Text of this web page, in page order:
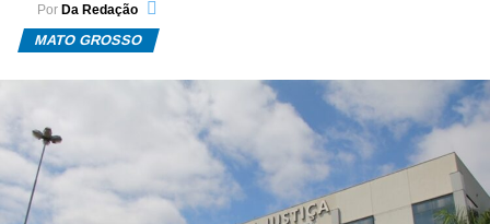
Por Da Redação
MATO GROSSO